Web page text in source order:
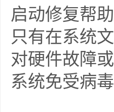
启动修复帮助
只有在系统
对硬件故障
系统免受病毒